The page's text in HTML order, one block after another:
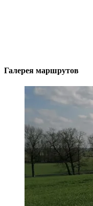
Галерея маршрутов